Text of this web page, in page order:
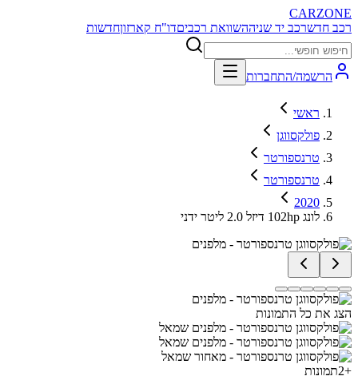
CARZONE
רכב חדשרכב יד שניההשוואת רכביםדו"ח קארזוןחדשות
הרשמה/התחברות
ראשי
פולקסווגן
טרנספורטר
טרנספורטר
2020
לונג 102hp דיזל 2.0 ליטר ידני
הצג את כל התמונות
+
2תמונות